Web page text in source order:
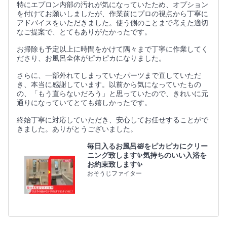
特にエプロン内部の汚れが気になっていたため、オプション
を付けてお願いしましたが、作業前にプロの視点から丁寧に
アドバイスをいただきました。使う側のことまで考えた適切
なご提案で、とてもありがたかったです。
お掃除も予定以上に時間をかけて隅々まで丁寧に作業してく
ださり、お風呂全体がピカピカになりました。
さらに、一部外れてしまっていたパーツまで直していただ
き、本当に感謝しています。以前から気になっていたもの
の、「もう直らないだろう」と思っていたので、きれいに元
通りになっていてとても嬉しかったです。
終始丁寧に対応していただき、安心してお任せすることがで
きました。ありがとうございました。
毎日入るお風呂🛀をピカピカにクリー
ニング致します✨気持ちのいい入浴を
お約束致します✨
おそうじファイター